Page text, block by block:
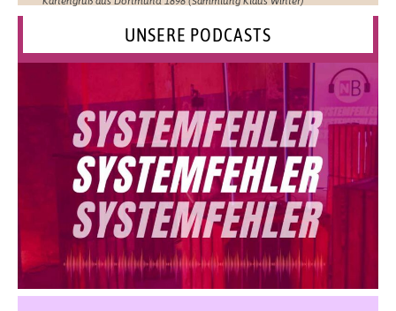
UNSERE PODCASTS